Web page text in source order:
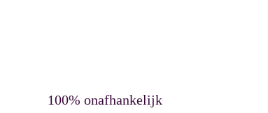
100% onafhankelijk